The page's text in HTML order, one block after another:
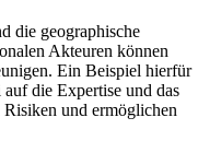
die geographische
Akteuren können
Ein Beispiel hierfür
die Expertise und das
und ermöglichen